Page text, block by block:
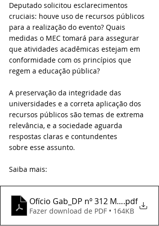
Deputado solicitou esclarecimentos
cruciais: houve uso de recursos públicos
para a realização do evento? Quais
medidas o MEC tomará para assegurar
que atividades acadêmicas estejam em
conformidade com os princípios que
regem a educação pública?
A preservação da integridade das
universidades e a correta aplicação dos
recursos públicos são temas de extrema
relevância, e a sociedade aguarda
respostas claras e contundentes
sobre esse assunto.
Saiba mais:
Ofício Gab_DP nº 312 Ministro
.pdf
Fazer download de PDF • 164KB